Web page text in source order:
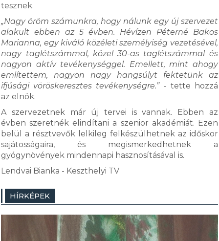
tesznek.
„Nagy öröm számunkra, hogy nálunk egy új szervezet
alakult ebben az 5 évben. Hévízen Péterné Bakos
Marianna, egy kiváló közéleti személyiség vezetésével,
nagy taglétszámmal, közel 30-as taglétszámmal és
nagyon aktív tevékenységgel. Emellett, mint ahogy
említettem, nagyon nagy hangsúlyt fektetünk az
ifjúsági vöröskeresztes tevékenységre.”- tette hozzá
az elnök.
A szervezetnek már új tervei is vannak. Ebben az
évben szeretnék elindítani a szenior akadémiát. Ezen
belül a résztvevők lelkileg felkészülhetnek az időskor
sajátosságaira, és megismerkedhetnek a
gyógynövények mindennapi hasznosításával is.
Lendvai Bianka - Keszthelyi TV
HÍRKÉPEK